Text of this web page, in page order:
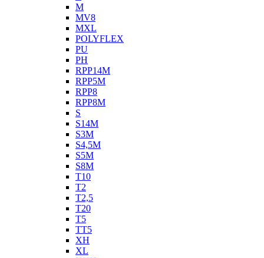
M
MV8
MXL
POLYFLEX
PU
PH
RPP14M
RPP5M
RPP8
RPP8M
S
S14M
S3M
S4,5M
S5M
S8M
T10
T2
T2,5
T20
T5
TT5
XH
XL